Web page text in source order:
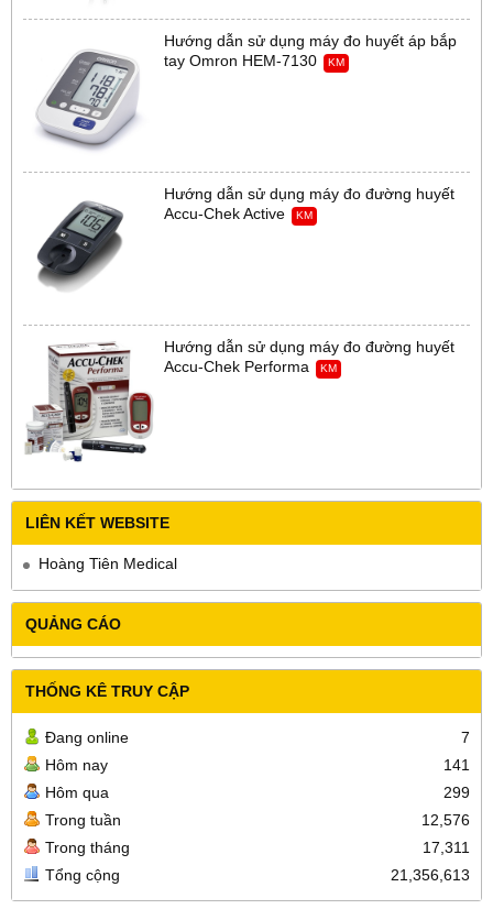
Hướng dẫn sử dụng máy đo huyết áp bắp
tay Omron HEM-7130
KM
Hướng dẫn sử dụng máy đo đường huyết
Accu-Chek Active
KM
Hướng dẫn sử dụng máy đo đường huyết
Accu-Chek Performa
KM
LIÊN KẾT WEBSITE
Hoàng Tiên Medical
QUẢNG CÁO
THỐNG KÊ TRUY CẬP
Đang online
7
Hôm nay
141
Hôm qua
299
Trong tuần
12,576
Trong tháng
17,311
Tổng cộng
21,356,613